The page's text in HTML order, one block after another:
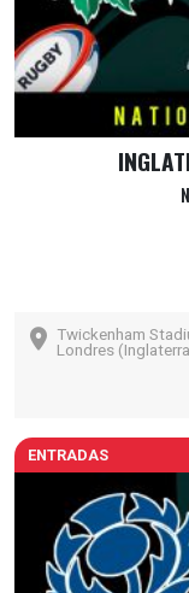
Twickenham
Londres
ENTRADAS